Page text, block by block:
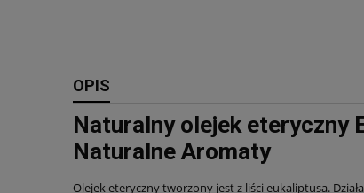
OPIS
Naturalny olejek eteryczny
Naturalne Aromaty
Olejek eteryczny tworzony jest z liści eukaliptusa.